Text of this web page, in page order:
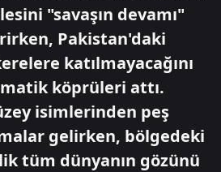
"savaşın devamı"
Pakistan'daki
katılmayacağını
köprüleri attı.
isimlerinden peş
gelirken, bölgedeki
tüm dünyanın gözünü